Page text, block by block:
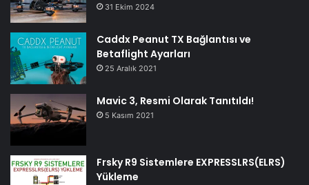
31 Ekim 2024
Caddx Peanut TX Bağlantısı ve
Betaflight Ayarları
25 Aralık 2021
Mavic 3, Resmi Olarak Tanıtıldı!
5 Kasım 2021
Frsky R9 Sistemlere EXPRESSLRS(ELRS)
Yükleme